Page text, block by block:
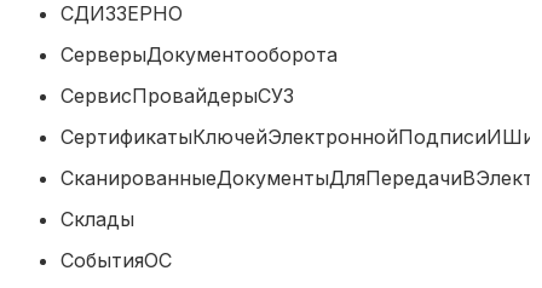
СДИЗЗЕРНО
СерверыДокументооборота
СервисПровайдерыСУЗ
Склады
СобытияОС